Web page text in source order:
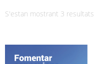
S'estan mostrant 3 resultats